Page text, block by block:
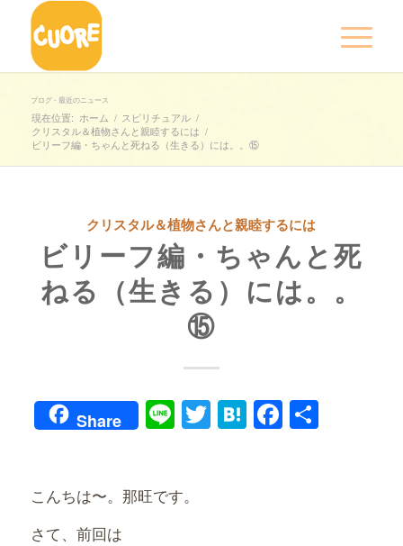
ブログ - 最近のニュース
現在位置: ホーム / スピリチュアル /
クリスタル＆植物さんと親睦するには /
ビリーフ編・ちゃんと死ねる（生きる）には。。⑮
クリスタル＆植物さんと親睦するには
ビリーフ編・ちゃんと死
ねる（生きる）には。。
⑮
Share LineTwitter
Hatena共
こんちは〜。那旺です。
さて、前回は